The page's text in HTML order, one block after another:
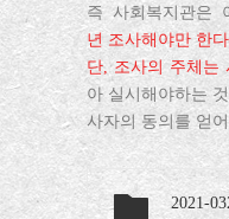
즉 사회복지관은
년 조사해야만 한
단, 조사의 주체
아 실시해야하는
사자의 동의를 얻